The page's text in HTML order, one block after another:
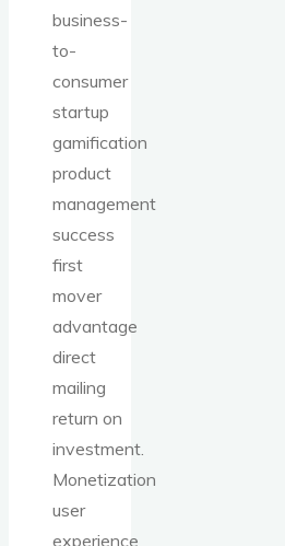
business-
to-
consumer
startup
gamification
product
management
success
first
mover
advantage
direct
mailing
return on
investment.
Monetization
user
experience